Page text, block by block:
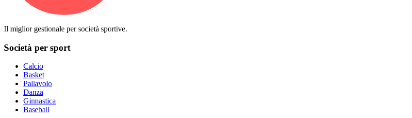
Il miglior gestionale per società sportive.
Società per sport
Calcio
Basket
Pallavolo
Danza
Ginnastica
Baseball